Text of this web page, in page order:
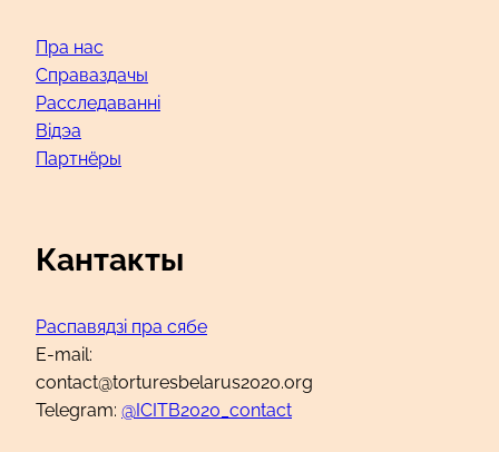
Пра нас
Справаздачы
Расследаванні
Відэа
Партнёры
Кантакты
Распавядзі пра сябе
E-mail:
contact@torturesbelarus2020.org
Telegram: @ICITB2020_contact